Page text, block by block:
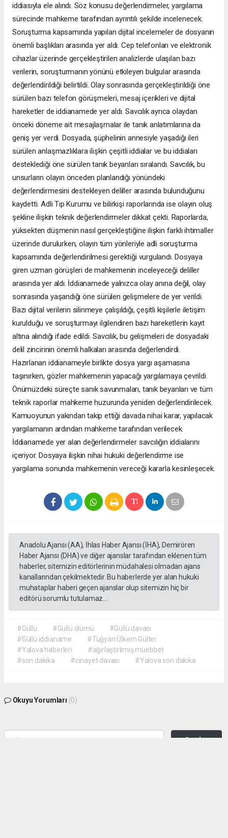
iddiasıyla ele alındı. Söz konusu değerlendirmeler, yargılama
sürecinde mahkeme tarafından ayrıntılı şekilde incelenecek.
Soruşturma kapsamında yapılan dijital incelemeler de dosyanın
önemli başlıkları arasında yer aldı. Cep telefonları ve elektronik
cihazlar üzerinde gerçekleştirilen analizlerde ulaşılan bazı
verilerin, soruşturmanın yönünü etkileyen bulgular arasında
değerlendirildiği belirtildi. Olay sonrasında gerçekleştirildiği öne
sürülen bazı telefon görüşmeleri, mesaj içerikleri ve dijital
hareketler de iddianamede yer aldı. Savcılık ayrıca olaydan
önceki döneme ait mesajlaşmalar ile tanık anlatımlarına da
geniş yer verdi. Dosyada, şüphelinin annesiyle yaşadığı ileri
sürülen anlaşmazlıklara ilişkin çeşitli iddialar ve bu iddiaları
desteklediği öne sürülen tanık beyanları sıralandı. Savcılık, bu
unsurların olayın önceden planlandığı yönündeki
değerlendirmesini destekleyen deliller arasında bulunduğunu
kaydetti. Adli Tıp Kurumu ve bilirkişi raporlarında ise olayın oluş
şekline ilişkin teknik değerlendirmeler dikkat çekti. Raporlarda,
yüksekten düşmenin nasıl gerçekleştiğine ilişkin farklı ihtimaller
üzerinde durulurken, olayın tüm yönleriyle adli soruşturma
kapsamında değerlendirilmesi gerektiği vurgulandı. Dosyaya
giren uzman görüşleri de mahkemenin inceleyeceği deliller
arasında yer aldı. İddianamede yalnızca olay anına değil, olay
sonrasında yaşandığı öne sürülen gelişmelere de yer verildi.
Bazı dijital verilerin silinmeye çalışıldığı, çeşitli kişilerle iletişim
kurulduğu ve soruşturmayı ilgilendiren bazı hareketlerin kayıt
altına alındığı ifade edildi. Savcılık, bu gelişmeleri de dosyadaki
delil zincirinin önemli halkaları arasında değerlendirdi.
Hazırlanan iddianameyle birlikte dosya yargı aşamasına
taşınırken, gözler mahkemenin yapacağı yargılamaya çevrildi.
Önümüzdeki süreçte sanık savunmaları, tanık beyanları ve tüm
teknik raporlar mahkeme huzurunda yeniden değerlendirilecek.
Kamuoyunun yakından takip ettiği davada nihai karar, yapılacak
yargılamanın ardından mahkeme tarafından verilecek.
İddianamede yer alan değerlendirmeler savcılığın iddialarını
içeriyor. Dosyaya ilişkin nihai hukuki değerlendirme ise
yargılama sonunda mahkemenin vereceği kararla kesinleşecek.
Anadolu Ajansı (AA), İhlas Haber Ajansı (İHA), Demirören
Haber Ajansı (DHA) ve diğer ajanslar tarafından eklenen tüm
haberler, sitemizin editörlerinin müdahalesi olmadan ajans
kanallarından çekilmektedir. Bu haberlerde yer alan hukuki
muhataplar haberi geçen ajanslar olup sitemizin hiç bir
editörü sorumlu tutulamaz...
#Güllü #Güllü ölümü
#Güllü davası
#Güllü iddianame
#Tuğyan Ülkem Gülter
#Yalova haberleri
#ağırlaştırılmış müebbet
#son dakika
#cinayet davası #Yalova son dakika
Okuyu Yorumları (0)
Gonder